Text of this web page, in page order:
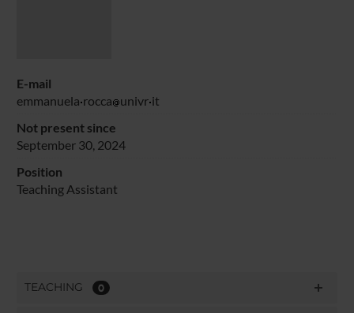
E-mail
emmanuela rocca univr it
Not present since
September 30, 2024
Position
Teaching Assistant
TEACHING 0